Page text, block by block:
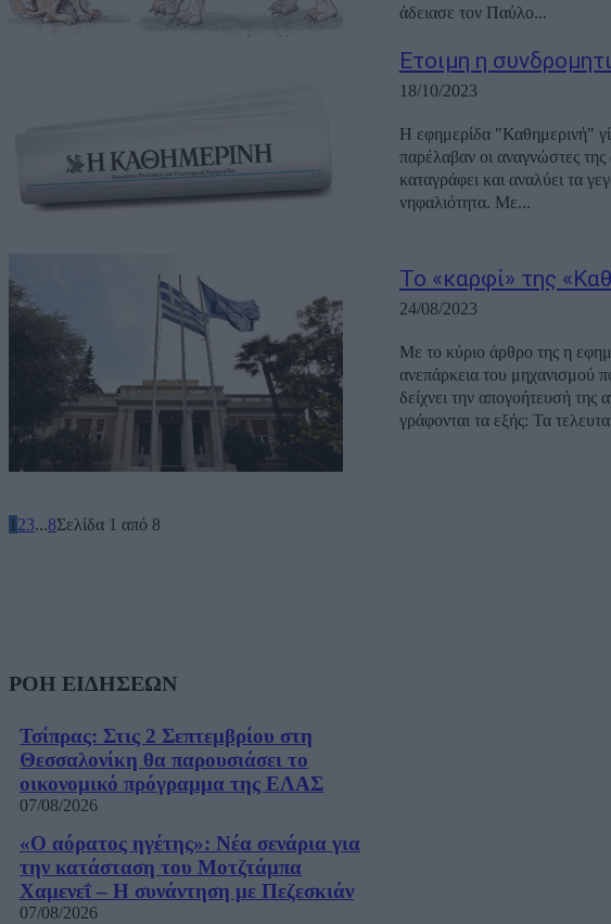
άδειασε τον Παύλο...
Ετοιμη η
18/10/2023
Η εφημερίδα "Καθημερινή"
παρέλαβαν οι αναγνώστες της αναφέρει τα εξής: «Για
καταγράφει και αναλύει τα
νηφαλιότητα. Με...
Το «καρφί» της
24/08/2023
Με το κύριο άρθρο της η
ανεπάρκεια του μηχανισμού
δείχνει την απογοήτευσή της από
γράφονται τα εξής: Τα
1 23...8Σελίδα 1 από 8
ΡΟΗ ΕΙΔΗΣΕΩΝ
Τσίπρας: Στις 2 Σεπτεμβρίου στη
Θεσσαλονίκη θα παρουσιάσει το
οικονομικό πρόγραμμα της ΕΛΑΣ
07/08/2026
«Ο αόρατος ηγέτης»: Νέα σενάρια για
την κατάσταση του Μοτζτάμπα
Χαμενεΐ – Η συνάντηση με Πεζεσκιάν
07/08/2026